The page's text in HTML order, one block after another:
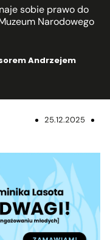
sobie prawo do
Narodowego
Andrzejem
25.12.2025